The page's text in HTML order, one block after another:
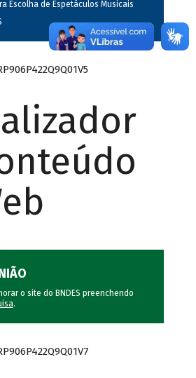
Escolha de Espetáculos Musicais
o site do BNDES preenchendo
.